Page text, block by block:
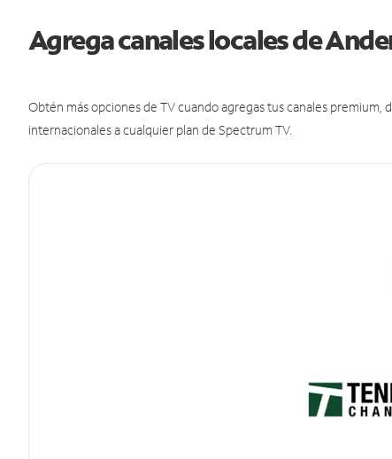
Agrega canales locales de
Obtén más opciones de TV cuando agregas tus canales
internacionales a cualquier plan de Spectrum TV.